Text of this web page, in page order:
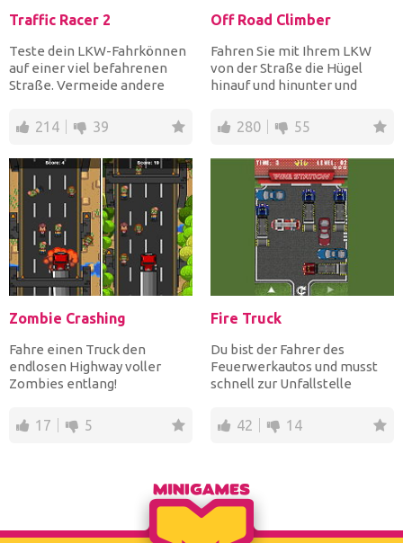
Traffic Racer 2
Teste dein LKW-Fahrkönnen
auf einer viel befahrenen
Straße. Vermeide andere
214 39
Off Road Climber
Fahren Sie mit Ihrem LKW
von der Straße die Hügel
hinauf und hinunter und
280 55
Zombie Crashing
Fahre einen Truck den
endlosen Highway voller
Zombies entlang!
unter dein...
17 5
Fire Truck
Du bist der Fahrer des
Feuerwerkautos und musst
schnell zur Unfallstelle
42 14